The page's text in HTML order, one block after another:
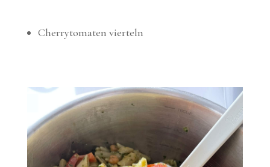
Cherrytomaten vierteln